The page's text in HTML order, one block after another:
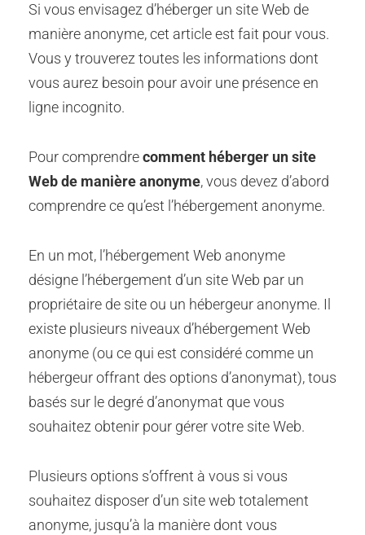
Si vous envisagez d’héberger un site Web de
manière anonyme, cet article est fait pour vous.
Vous y trouverez toutes les informations dont
vous aurez besoin pour avoir une présence en
ligne incognito.
Pour comprendrecomment héberger un site
Web de manière anonyme, vous devez d’abord
comprendre ce qu’est l’hébergement anonyme.
En un mot, l’hébergement Web anonyme
désigne l’hébergement d’un site Web par un
propriétaire de site ou un hébergeur anonyme. Il
existe plusieurs niveaux d’hébergement Web
anonyme (ou ce qui est considéré comme un
hébergeur offrant des options d’anonymat), tous
basés sur le degré d’anonymat que vous
souhaitez obtenir pour gérer votre site Web.
Plusieurs options s’offrent à vous si vous
souhaitez disposer d’un site web totalement
anonyme, jusqu’à la manière dont vous